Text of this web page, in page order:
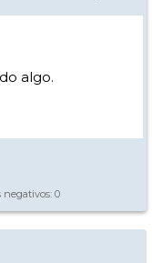
algo.
negativos: 0